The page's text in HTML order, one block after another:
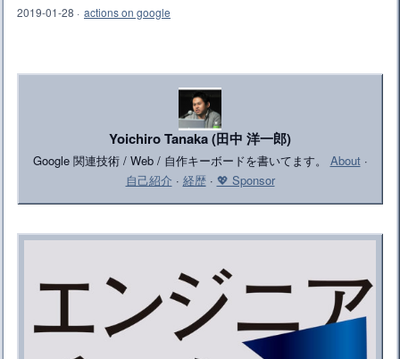
2019-01-28 · actions on google
Yoichiro Tanaka (田中 洋一郎)
Google 関連技術 / Web / 自作キーボードを書いてます。 About·
自己紹介 · 経歴· 💖 Sponsor